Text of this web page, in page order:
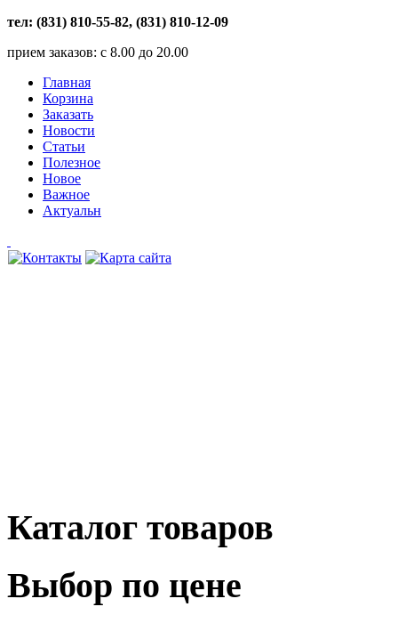
тел: (831) 810-55-82, (831) 810-12-09
прием заказов: с 8.00 до 20.00
Главная
Корзина
Заказать
Новости
Статьи
Полезное
Новое
Важное
Актуальн
Каталог товаров
Выбор по цене